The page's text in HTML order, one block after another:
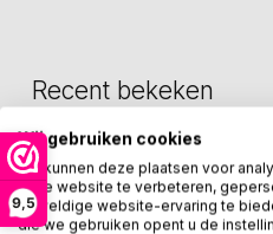
9,5
Recent bekeken
Wij gebruiken cookies
We kunnen deze plaatsen voor
onze website te verbeteren,
geweldige website-ervaring te
die we gebruiken opent u de